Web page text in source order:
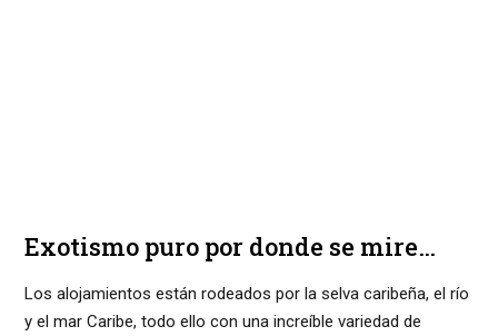
Exotismo puro por donde se mire…
Los alojamientos están rodeados por la selva caribeña, el río
y el mar Caribe, todo ello con una increíble variedad de